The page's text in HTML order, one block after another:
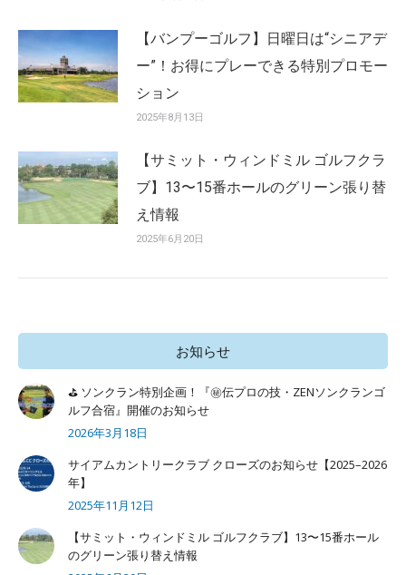
【バンプーゴルフ】日曜日は“シニアデ
ー”！お得にプレーできる特別プロモー
ション
2025年8月13日
【サミット・ウィンドミル ゴルフクラ
ブ】13〜15番ホールのグリーン張り替
え情報
2025年6月20日
お知らせ
⛳ ソンクラン特別企画！『㊙️伝プロの技・ZENソンクランゴ
ルフ合宿』開催のお知らせ
2026年3月18日
サイアムカントリークラブ クローズのお知らせ【2025–2026
年】
2025年11月12日
【サミット・ウィンドミル ゴルフクラブ】13〜15番ホール
のグリーン張り替え情報